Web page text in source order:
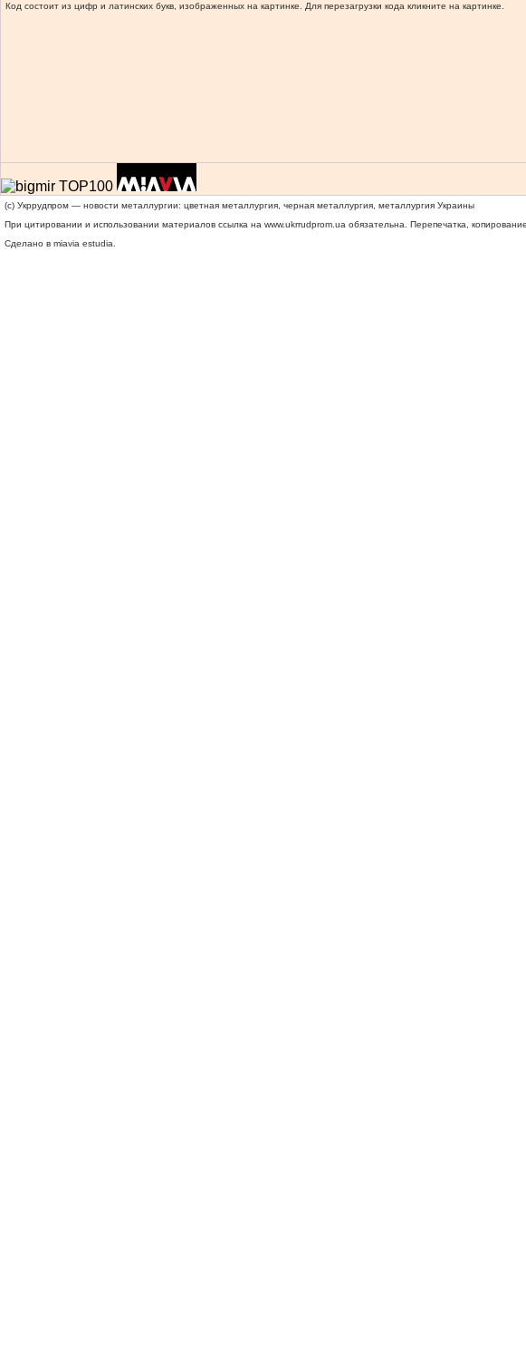
Код состоит из цифр и латинских букв, изображенных на картинке. Для перезагрузки кода кликните на картинке.
(c) Укррудпром — новости металлургии: цветная металлургия, черная металлургия, металлургия Украины
При цитировании и использовании материалов ссылка на www.ukrrudprom.ua обязательна. Перепечатка,
Сделано в miavia estudia.